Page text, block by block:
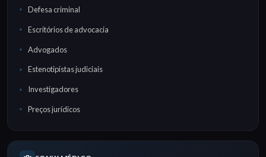
Defesa criminal
Escritórios de advocacia
Advogados
Estenotipistas judiciais
Investigadores
Preços jurídicos